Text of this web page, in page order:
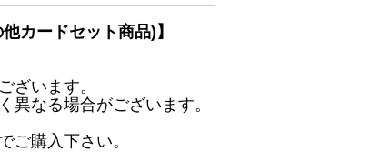
カードセット商品)】
ざいます。
異なる場合がございます。
ご購入下さい。